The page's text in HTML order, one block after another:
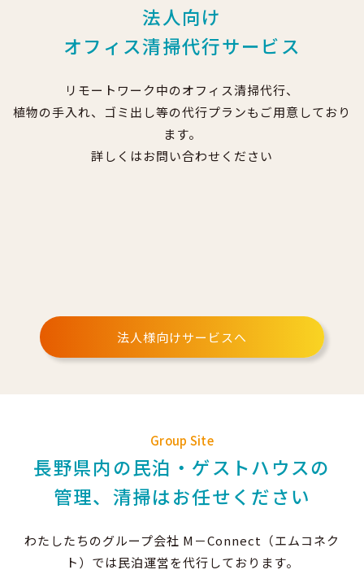
法人向け
オフィス清掃代行サービス
リモートワーク中のオフィス清掃代行、
植物の手入れ、ゴミ出し等の代行プランもご用意しており
ます。
詳しくはお問い合わせください
法人様向けサービスへ
Group Site
長野県内の民泊・ゲストハウスの
管理、清掃はお任せください
わたしたちのグループ会社 M－Connect（エムコネク
ト）では民泊運営を代行しております。